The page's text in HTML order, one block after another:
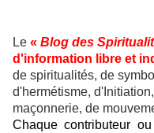
Le « Blog des
d'information libre et
de spiritualités, de
d'hermétisme,
maçonnerie, de
Chaque contributeur